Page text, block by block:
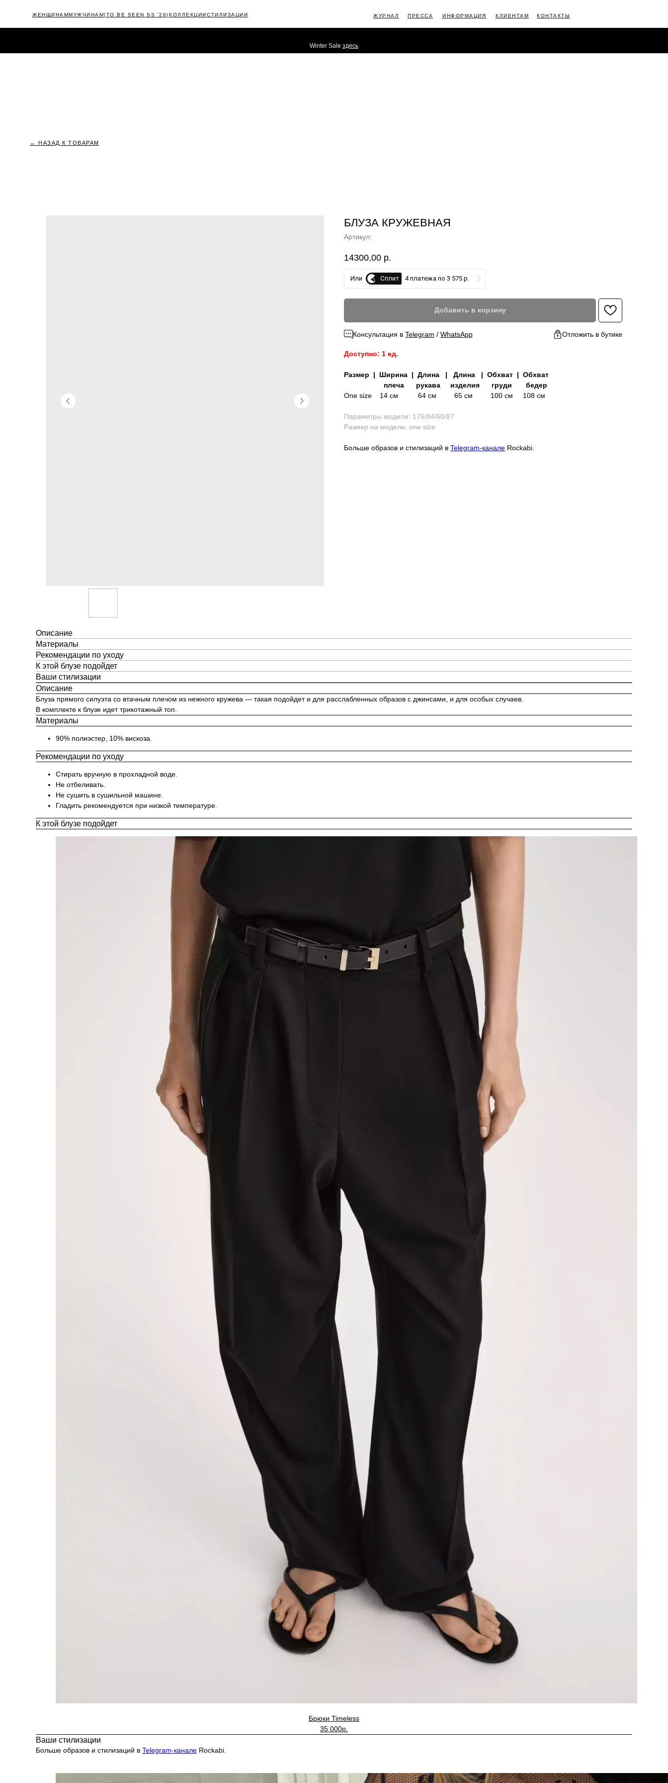
Winter Sale здесь
ЖЕНЩИНАММУЖЧИНАМ|TO BE SEEN SS '26| КОЛЛЕКЦИИСТИЛИЗАЦИИ КОНТАКТЫ
ИНФОРМАЦИЯ КЛИЕНТАМ
ПРЕССА
ЖУРНАЛ
← НАЗАД К ТОВАРАМ
БЛУЗА КРУЖЕВНАЯ
Артикул:
14300,00 р.
Или Сплит 4 платежа по 3 575 р.
Добавить в корзину
Консультация в Telegram / WhatsApp Отложить в бутике
Доступно: 1 ед.
Размер | Ширина | Длина | Длина | Обхват | Обхват
плеча рукава изделия груди бедер
One size
14 см 64 см 65 см 100 см 108 см
Параметры модели: 176/84/60/87
Размер на модели: one size
Больше образов и стилизаций в Telegram-канале Rockabi.
Описание
Материалы
Рекомендации по уходу
К этой блузе подойдет
Ваши стилизации
Описание
Блуза прямого силуэта со втачным плечом из нежного кружева — такая подойдет и для расслабленных образов с джинсами, и для особых случаев.
В комплекте к блузе идет трикотажный топ.
Материалы
90% полиэстер, 10% вискоза.
Рекомендации по уходу
Стирать вручную в прохладной воде.
Не отбеливать.
Не сушить в сушильной машине.
Гладить рекомендуется при низкой температуре.
К этой блузе подойдет
Брюки Timeless
35 000р.
Ваши стилизации
Больше образов и стилизаций в Telegram-канале Rockabi.